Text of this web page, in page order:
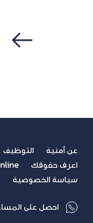
عن أمنية التوظيف
اعرف حقوقك
سياسة الخصوصية
احصل على